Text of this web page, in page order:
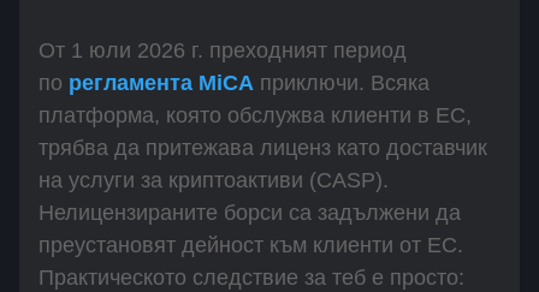
От 1 юли 2026 г. преходният период
по регламента MiCA приключи. Всяка
платформа, която обслужва клиенти в ЕС,
трябва да притежава лиценз като доставчик
на услуги за криптоактиви (CASP).
Нелицензираните борси са задължени да
преустановят дейност към клиенти от ЕС.
Практическото следствие за теб е просто: